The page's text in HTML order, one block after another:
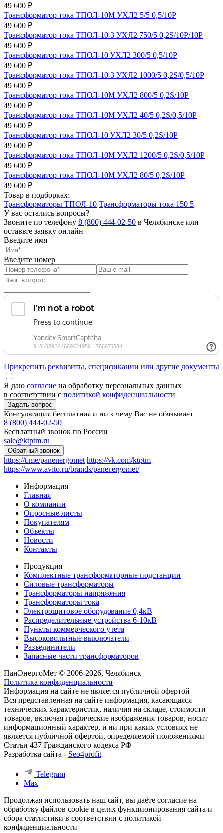
49 600 ₽
Трансформатор тока ТПОЛ-10М УХЛ2 5/5 0,5/10Р
49 600 ₽
Трансформатор тока ТПОЛ-10-3 УХЛ2 750/5 0,2S/10Р/10Р
49 600 ₽
Трансформатор тока ТПОЛ-10 УХЛ2 300/5 0,5/10Р
49 600 ₽
Трансформатор тока ТПОЛ-10-3 УХЛ2 1000/5 0,2S/0,5/10Р
49 600 ₽
Трансформатор тока ТПОЛ-10М УХЛ2 800/5 0,2S/10Р
49 600 ₽
Трансформатор тока ТПОЛ-10М УХЛ2 40/5 0,2S/0,5/10Р
49 600 ₽
Трансформатор тока ТПОЛ-10 УХЛ2 30/5 0,2S/10Р
49 600 ₽
Трансформатор тока ТПОЛ-10М УХЛ2 1200/5 0,2S/0,5/10Р
49 600 ₽
Трансформатор тока ТПОЛ-10М УХЛ2 80/5 0,2S/10Р
49 600 ₽
Товар в подборках:
Трансформаторы ТПОЛ-10 Трансформаторы тока 150 5
У вас остались вопросы?
Звоните по телефону 8 (800) 444-02-50 в Челябинске или
оставьте заявку онлайн
Введите имя
Введите номер
Прикрепить реквизиты, спецификации или другие документы
Я даю согласие на обработку персональных данных
в соответствии с политикой конфиденциальности
Консультация бесплатная и ни к чему Вас не обязывает
8 (800) 444-02-50
Бесплатный звонок по России
sale@ktptm.ru
https://t.me/panenergomet https://vk.com/ktptm
https://www.avito.ru/brands/panenergomet/
Информация
Главная
О компании
Опросные листы
Покупателям
Объекты
Новости
Контакты
Продукция
Комплектные трансформаторные подстанции
Силовые трансформаторы
Трансформаторы напряжения
Трансформаторы тока
Электрощитовое оборудование 0,4кВ
Распределительные устройства 6-10кВ
Пункты коммерческого учета
Высоковольтные выключатели
Разъединители
Запасные части трансформаторов
ПанЭнергоМет © 2006-2026, Челябинск
Политика конфиденциальности
Информация на сайте не является публичной офертой
Вся представленная на сайте информация, касающаяся
технических характеристик, наличия на складе, стоимости
товаров, включая графические изображения товаров, носит
информационный характер, и ни при каких условиях не
является публичной офертой, определяемой положениями
Статьи 437 Гражданского кодекса РФ
Разработка сайта - Seo4profit
Telegram
Max
Продолжая использовать наш сайт, вы даёте согласие на
обработку файлов cookie в целях функционирования сайта и
сбора статистики в соответствии с политикой
конфиденциальности